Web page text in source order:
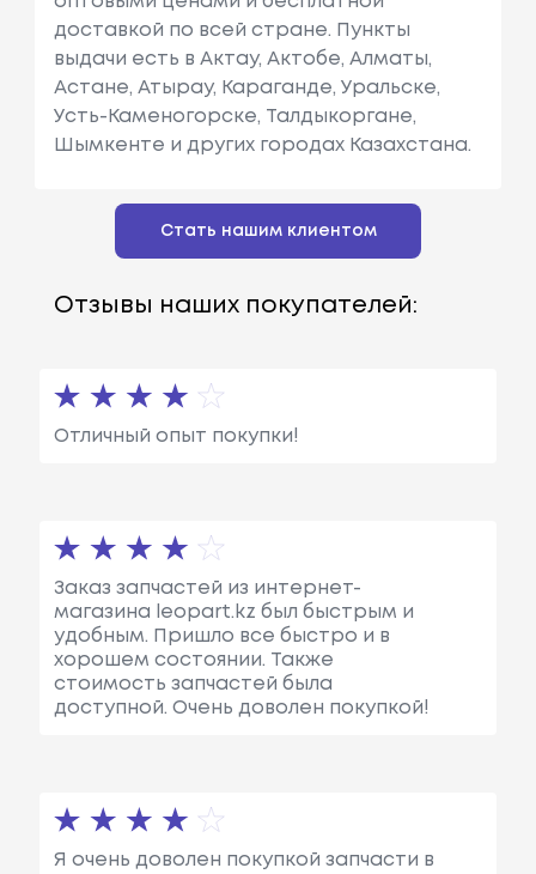
доставкой по всей стране. Пункты
выдачи есть в Актау, Актобе, Алматы,
Астане, Атырау, Караганде, Уральске,
Усть-Каменогорске, Талдыкоргане,
Шымкенте и других городах Казахстана.
Стать нашим клиентом
Отзывы наших покупателей:
Отличный опыт покупки!
Заказ запчастей из интернет-
магазина leopart.kz был быстрым и
удобным. Пришло все быстро и в
хорошем состоянии. Также
стоимость запчастей была
доступной. Очень доволен покупкой!
Я очень доволен покупкой запчасти в